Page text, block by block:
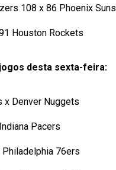
108 x 86 Phoenix Suns
Houston Rockets
desta sexta-feira:
x Denver Nuggets
Pacers
76ers